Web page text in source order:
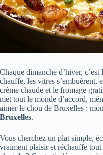
Chaque dimanche d’hiver,
chauffe, les vitres s’embuèrent,
crème chaude et le fromage
met tout le monde d’accord,
aimer le chou de Bruxelles : mon
Bruxelles.
Vous cherchez un plat simple,
vraiment plaisir et réchauffe